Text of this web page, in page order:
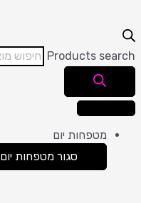
Products search
מטפחות יום
סגור מטפחות יום